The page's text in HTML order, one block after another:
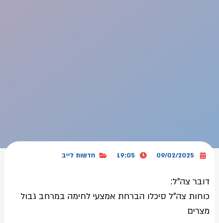
09/02/2025
19:05 חדשות לייב
דובר צה"ל:
כוחות צה"ל סיכלו הברחת אמצעי לחימה במרחב גבול
מצרים